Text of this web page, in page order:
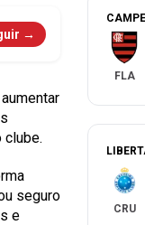
→
seguro
e
FLA
CRU